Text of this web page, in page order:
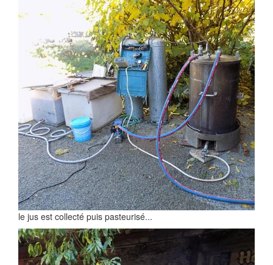
le jus est collecté puis pasteurisé...